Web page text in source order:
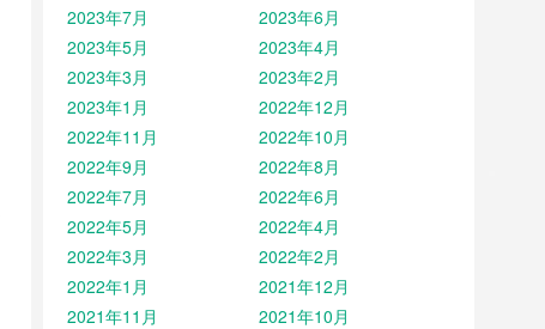
2023年7月
2023年6月
2023年5月
2023年4月
2023年3月
2023年2月
2023年1月
2022年12月
2022年11月
2022年10月
2022年9月
2022年8月
2022年7月
2022年6月
2022年5月
2022年4月
2022年3月
2022年2月
2022年1月
2021年12月
2021年11月
2021年10月